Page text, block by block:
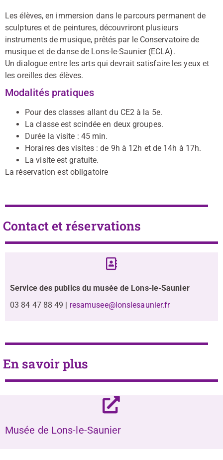
Les élèves, en immersion dans le parcours permanent de
sculptures et de peintures, découvriront plusieurs
instruments de musique, prêtés par le Conservatoire de
musique et de danse de Lons-le-Saunier (ECLA).
Un dialogue entre les arts qui devrait satisfaire les yeux et
les oreilles des élèves.
Modalités pratiques
Pour des classes allant du CE2 à la 5e.
La classe est scindée en deux groupes.
Durée la visite : 45 min.
Horaires des visites : de 9h à 12h et de 14h à 17h.
La visite est gratuite.
La réservation est obligatoire
Contact et réservations
Service des publics du musée de Lons-le-Saunier
03 84 47 88 49 | resamusee@lonslesaunier.fr
En savoir plus
Musée de Lons-le-Saunier